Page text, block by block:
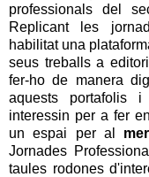
professionals del
Replicant les
habilitat una
seus treballs a
fer-ho de manera
aquests portafolis
interessin per a fer
un espai per al
Jornades
taules rodones